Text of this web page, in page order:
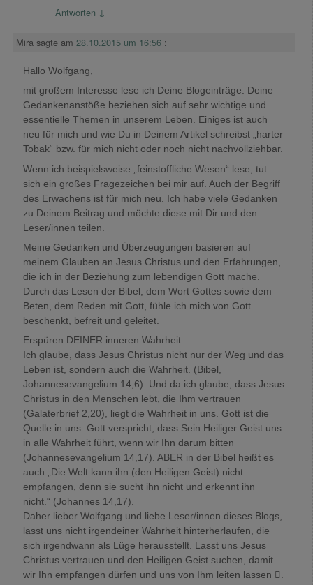
Antworten ↓
Mira sagte am 28.10.2015 um 16:56 :
Hallo Wolfgang,
mit großem Interesse lese ich Deine Blogeinträge. Deine
Gedankenanstöße beziehen sich auf sehr wichtige und
essentielle Themen in unserem Leben. Einiges ist auch
neu für mich und wie Du in Deinem Artikel schreibst „harter
Tobak“ bzw. für mich nicht oder noch nicht nachvollziehbar.
Wenn ich beispielsweise „feinstoffliche Wesen“ lese, tut
sich ein großes Fragezeichen bei mir auf. Auch der Begriff
des Erwachens ist für mich neu. Ich habe viele Gedanken
zu Deinem Beitrag und möchte diese mit Dir und den
Leser/innen teilen.
Meine Gedanken und Überzeugungen basieren auf
meinem Glauben an Jesus Christus und den Erfahrungen,
die ich in der Beziehung zum lebendigen Gott mache.
Durch das Lesen der Bibel, dem Wort Gottes sowie dem
Beten, dem Reden mit Gott, fühle ich mich von Gott
beschenkt, befreit und geleitet.
Erspüren DEINER inneren Wahrheit:
Ich glaube, dass Jesus Christus nicht nur der Weg und das
Leben ist, sondern auch die Wahrheit. (Bibel,
Johannesevangelium 14,6). Und da ich glaube, dass Jesus
Christus in den Menschen lebt, die Ihm vertrauen
(Galaterbrief 2,20), liegt die Wahrheit in uns. Gott ist die
Quelle in uns. Gott verspricht, dass Sein Heiliger Geist uns
in alle Wahrheit führt, wenn wir Ihn darum bitten
(Johannesevangelium 14,17). ABER in der Bibel heißt es
auch „Die Welt kann ihn (den Heiligen Geist) nicht
empfangen, denn sie sucht ihn nicht und erkennt ihn
nicht.“ (Johannes 14,17).
Daher lieber Wolfgang und liebe Leser/innen dieses Blogs,
lasst uns nicht irgendeiner Wahrheit hinterherlaufen, die
sich irgendwann als Lüge herausstellt. Lasst uns Jesus
Christus vertrauen und den Heiligen Geist suchen, damit
wir Ihn empfangen dürfen und uns von Ihm leiten lassen .